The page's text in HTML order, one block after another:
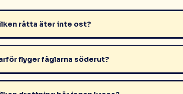
råtta äter inte ost?
flyger fåglarna söderut?